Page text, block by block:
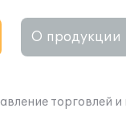
О продукции
торговлей